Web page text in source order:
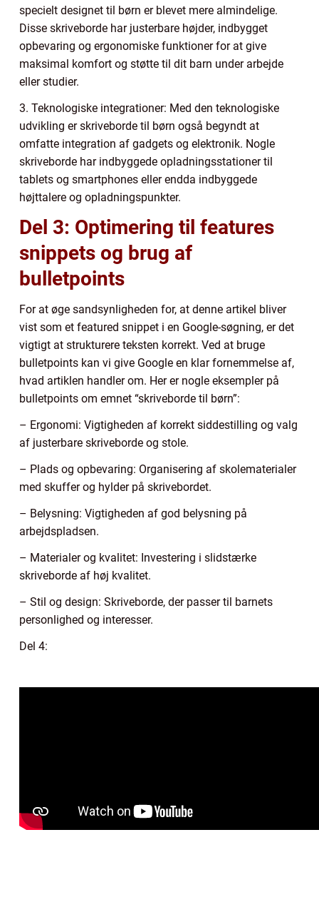
specielt designet til børn er blevet mere almindelige.
Disse skriveborde har justerbare højder, indbygget
opbevaring og ergonomiske funktioner for at give
maksimal komfort og støtte til dit barn under arbejde
eller studier.
3. Teknologiske integrationer: Med den teknologiske
udvikling er skriveborde til børn også begyndt at
omfatte integration af gadgets og elektronik. Nogle
skriveborde har indbyggede opladningsstationer til
tablets og smartphones eller endda indbyggede
højttalere og opladningspunkter.
Del 3: Optimering til features
snippets og brug af
bulletpoints
For at øge sandsynligheden for, at denne artikel bliver
vist som et featured snippet i en Google-søgning, er det
vigtigt at strukturere teksten korrekt. Ved at bruge
bulletpoints kan vi give Google en klar fornemmelse af,
hvad artiklen handler om. Her er nogle eksempler på
bulletpoints om emnet “skriveborde til børn”:
– Ergonomi: Vigtigheden af korrekt siddestilling og valg
af justerbare skriveborde og stole.
– Plads og opbevaring: Organisering af skolematerialer
med skuffer og hylder på skrivebordet.
– Belysning: Vigtigheden af god belysning på
arbejdspladsen.
– Materialer og kvalitet: Investering i slidstærke
skriveborde af høj kvalitet.
– Stil og design: Skriveborde, der passer til barnets
personlighed og interesser.
Del 4: